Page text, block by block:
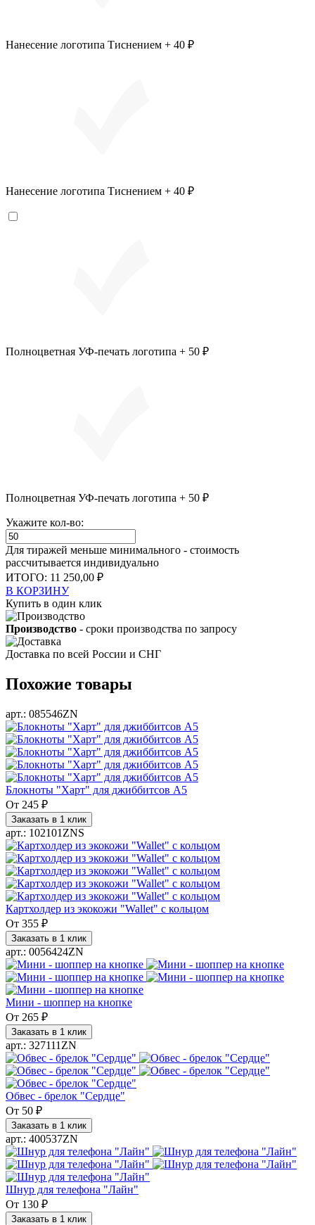
Нанесение логотипа Тиснением + 40 ₽
Нанесение логотипа Тиснением + 40 ₽
Полноцветная УФ-печать логотипа + 50 ₽
Полноцветная УФ-печать логотипа + 50 ₽
Укажите кол-во:
Для тиражей меньше минимального - стоимость
рассчитывается индивидуально
ИТОГО: 11 250,00 ₽
В КОРЗИНУ
Купить в один клик
Производство - сроки производства по запросу
Доставка по всей России и СНГ
Похожие товары
арт.: 085546ZN
Блокноты "Харт" для джиббитсов А5
От 245 ₽
Заказать в 1 клик
арт.: 102101ZNS
Картхолдер из экокожи "Wallet" с кольцом
От 355 ₽
Заказать в 1 клик
арт.: 0056424ZN
Мини - шоппер на кнопке
От 265 ₽
Заказать в 1 клик
арт.: 327111ZN
Обвес - брелок "Сердце"
От 50 ₽
Заказать в 1 клик
арт.: 400537ZN
Шнур для телефона "Лайн"
От 130 ₽
Заказать в 1 клик